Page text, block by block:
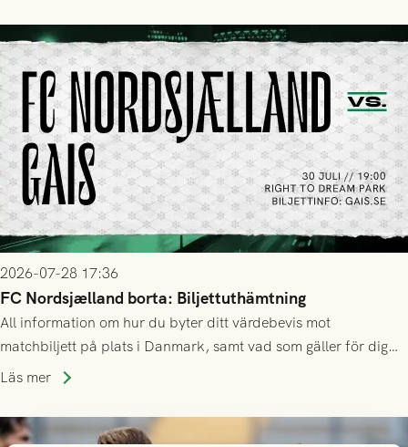
2026-07-28 17:36
FC Nordsjælland borta: Biljettuthämtning
All information om hur du byter ditt värdebevis mot
matchbiljett på plats i Danmark, samt vad som gäller för dig
som står på reservlista eller fått förhinder.
Läs mer